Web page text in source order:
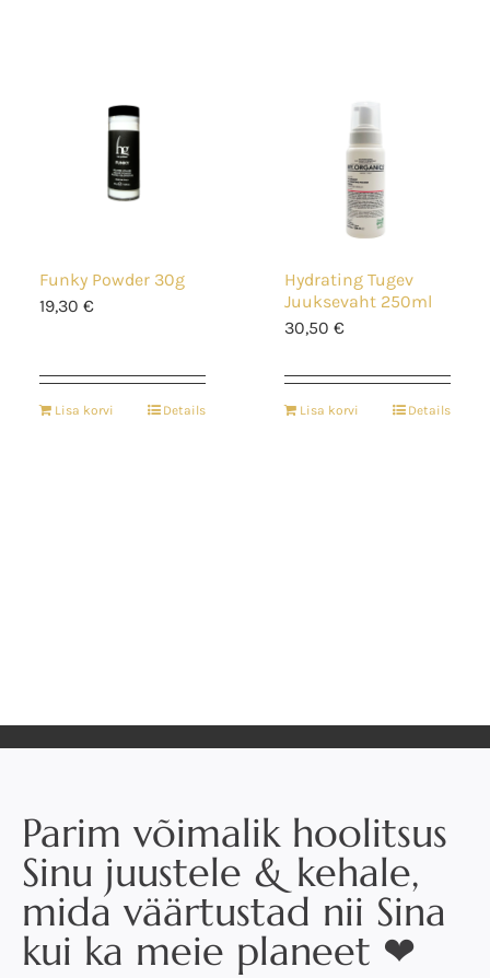
Funky Powder 30g
19,30 €
Lisa korvi Details
Hydrating Tugev
Juuksevaht 250ml
30,50 €
Lisa korvi Details
Parim võimalik hoolitsus
Sinu juustele & kehale,
mida väärtustad nii Sina
kui ka meie planeet ❤